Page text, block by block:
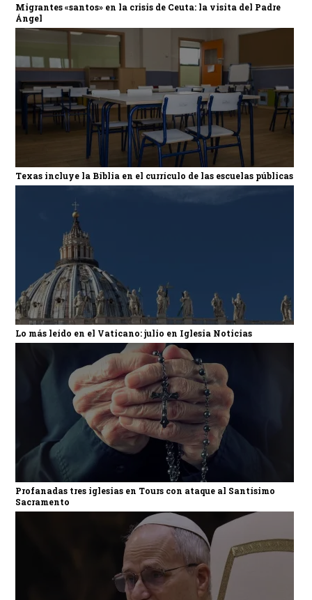
Migrantes «santos» en la crisis de Ceuta: la visita del Padre
Ángel
Texas incluye la Biblia en el currículo de las escuelas públicas
Lo más leído en el Vaticano: julio en Iglesia Noticias
Profanadas tres iglesias en Tours con ataque al Santísimo
Sacramento